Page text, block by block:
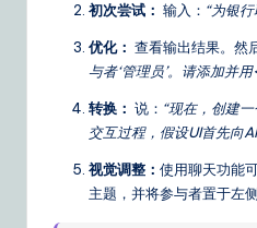
初次尝试： 输入： “为银
优化： 查看输出结果。然
与者‘管理员’。请添加并
转换： 说： “现在，创建
交互过程，假设UI首先向
视觉调整： 使用聊天功能
主题，并将参与者置于左